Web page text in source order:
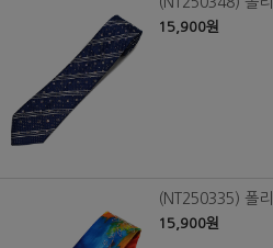
15,900원
(NT250335) 폴
15,900원